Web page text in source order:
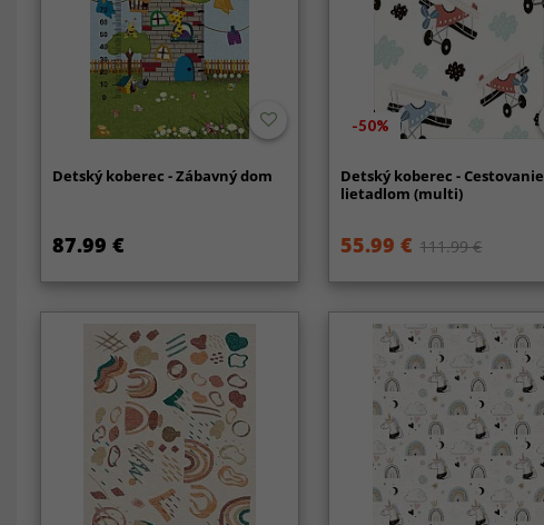
Detský koberec - Zábavný dom
87.99 €
-50%
Detský koberec - Cestovanie
lietadlom (multi)
55.99 € 111.99 €